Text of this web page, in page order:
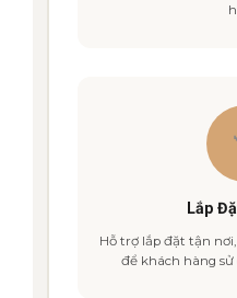
Lắp
Hỗ trợ lắp đặt tận
để khách hàng